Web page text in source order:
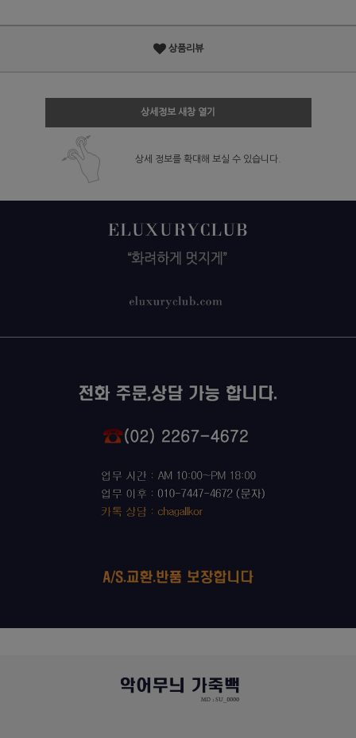
상품리뷰
상세정보 새창 열기
상세 정보를 확대해 보실 수 있습니다.